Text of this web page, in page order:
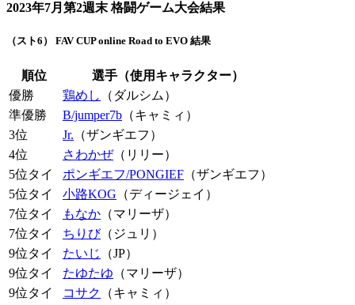
2023年7月第2週末 格闘ゲーム大会結果
（スト6） FAV CUP online Road to EVO 結果
順位
選手（使用キャラクター）
優勝
鶏めし
（ダルシム）
準優勝
B/jumper7b （キャミィ）
3位
Jr. （ザンギエフ）
4位
さわかぜ（リリー）
5位タイ
ポンギエフ/PONGIEF （ザンギエフ）
5位タイ
小路KOG （ディージェイ）
7位タイ
もなか （マリーザ）
7位タイ
ちりび（ジュリ）
9位タイ
たいじ
（JP）
9位タイ
たゆたゆ （マリーザ）
9位タイ
コサク
（キャミィ）